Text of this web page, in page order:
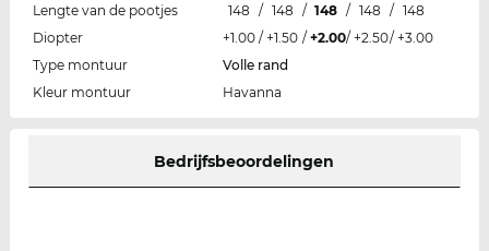
Lengte van de pootjes
148 / 148 / 148 / 148 / 148
Diopter
+1.00 / +1.50 / +2.00/ +2.50/ +3.00
Type montuur
Volle rand
Kleur montuur
Havanna
Bedrijfsbeoordelingen